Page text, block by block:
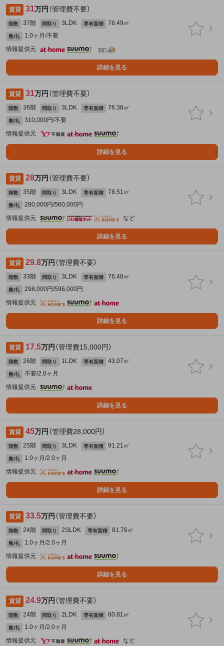
賃貸 31万円 （管理費不要）
階数 37階 間取り 3LDK 専有面積 76.49㎡
敷/礼
1.0ヶ月/不要
情報提供元
詳細を見る
賃貸 31万円 （管理費不要）
階数 36階 間取り 3LDK 専有面積 76.38㎡
敷/礼
310,000円/不要
情報提供元
詳細を見る
賃貸 28万円 （管理費不要）
階数 35階 間取り 3LDK 専有面積 78.51㎡
敷/礼
280,000円/560,000円
情報提供元
など
詳細を見る
賃貸 29.8万円 （管理費不要）
階数 33階 間取り 3LDK 専有面積 76.48㎡
敷/礼
298,000円/596,000円
情報提供元
詳細を見る
賃貸 17.5万円 （管理費15,000円）
階数 26階 間取り 1LDK 専有面積 43.07㎡
敷/礼
不要/2.0ヶ月
情報提供元
詳細を見る
賃貸 45万円 （管理費28,000円）
階数 25階 間取り 3LDK 専有面積 91.21㎡
敷/礼
1.0ヶ月/2.0ヶ月
情報提供元
詳細を見る
賃貸 33.5万円 （管理費不要）
階数 24階 間取り 2SLDK 専有面積 81.76㎡
敷/礼
1.0ヶ月/2.0ヶ月
情報提供元
詳細を見る
賃貸 24.9万円 （管理費不要）
階数 24階 間取り 2LDK 専有面積 60.81㎡
敷/礼
1.0ヶ月/2.0ヶ月
情報提供元
など